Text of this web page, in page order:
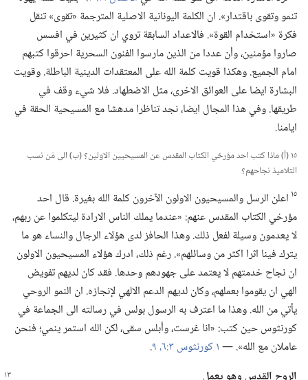
تنمو وتقوى باقتدار».‏ ان الكلمة اليونانية الاصلية المترجمة «تقوى» تنقل
فكرة «استخدام القوة».‏ فالاعداد السابقة تروي ان كثيرين في افسس
صاروا مؤمنين،‏ وأن عددا من الذين مارسوا الفنون السحرية احرقوا كتبهم
امام الجميع.‏ وهكذا قويت كلمة الله على المعتقدات الدينية الباطلة.‏ وقويت
البشارة ايضا على العوائق الاخرى،‏ مثل الاضطهاد.‏ فلا شيء وقف في
طريقها.‏ وفي هذا المجال ايضا،‏ نجد تناظرا مدهشا مع المسيحية الحقة في
ايامنا.‏
١٥ (‏أ)‏ ماذا كتب احد مؤرخي الكتاب المقدس عن المسيحيين الاولين؟‏ (‏ب)‏ الى مَن نسب
التلاميذ نجاحهم؟‏
١٥ اعلن الرسل والمسيحيون الاولون الآخرون كلمة الله بغيرة.‏ قال احد
مؤرخي الكتاب المقدس عنهم:‏ «عندما يملك الناس الارادة ليتكلموا عن ربهم،‏
لا يعدمون وسيلة لفعل ذلك.‏ وهذا الحافز لدى هؤلاء الرجال والنساء هو ما
يترك فينا اثرا اكثر من وسائلهم».‏ رغم ذلك،‏ ادرك هؤلاء المسيحيون الاولون
ان نجاح خدمتهم لا يعتمد على جهودهم وحدها.‏ فقد كان لديهم تفويض
الهي ان يقوموا بعملهم،‏ وكان لديهم الدعم الالهي لإنجازه.‏ ان النمو الروحي
يأتي من الله.‏ وهذا ما اعترف به الرسول بولس في رسالته الى الجماعة في
كورنثوس حين كتب:‏ «انا غرست،‏ وأبلس سقى،‏ لكن الله استمر ينمي؛‏ فنحن
عاملان مع الله».‏ —‏١ كورنثوس ٣:‏٦،‏
‏.‏